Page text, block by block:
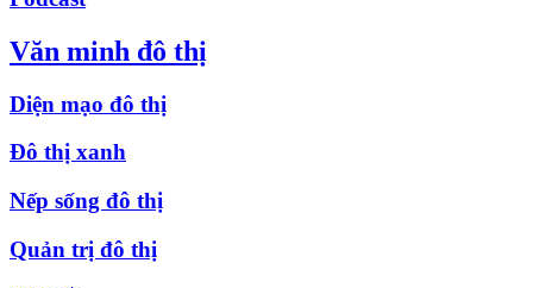
Văn minh đô thị
Diện mạo đô thị
Đô thị xanh
Nếp sống đô thị
Quản trị đô thị